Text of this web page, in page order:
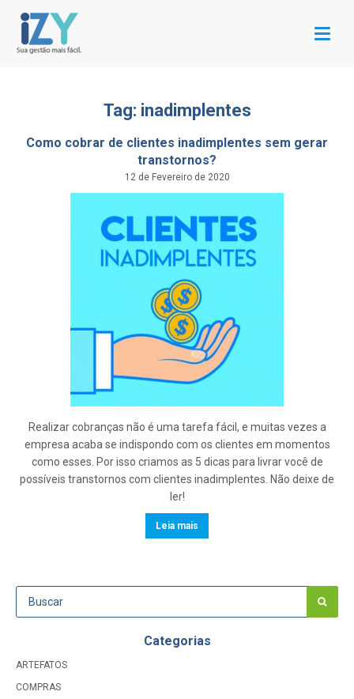
Menu
Tag: inadimplentes
Como cobrar de clientes inadimplentes sem gerar
transtornos?
12 de Fevereiro de 2020
Realizar cobranças não é uma tarefa fácil, e muitas vezes a
empresa acaba se indispondo com os clientes em momentos
como esses. Por isso criamos as 5 dicas para livrar você de
possíveis transtornos com clientes inadimplentes. Não deixe de
ler!
Leia mais
Categorias
ARTEFATOS
COMPRAS